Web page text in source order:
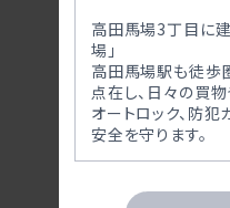
高田馬場3丁目に建
場」
高田馬場駅も徒歩
点在し、日々の買
オートロック、防
安全を守ります。